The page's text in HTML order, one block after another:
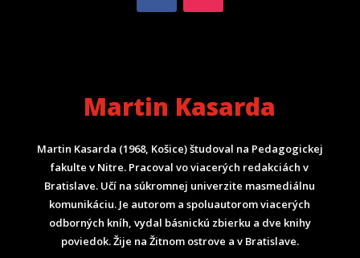
Martin Kasarda
Martin Kasarda (1968, Košice) študoval na Pedagogickej
fakulte v Nitre. Pracoval vo viacerých redakciách v
Bratislave. Učí na súkromnej univerzite masmediálnu
komunikáciu. Je autorom a spoluautorom viacerých
odborných kníh, vydal básnickú zbierku a dve knihy
poviedok. Žije na Žitnom ostrove a v Bratislave.